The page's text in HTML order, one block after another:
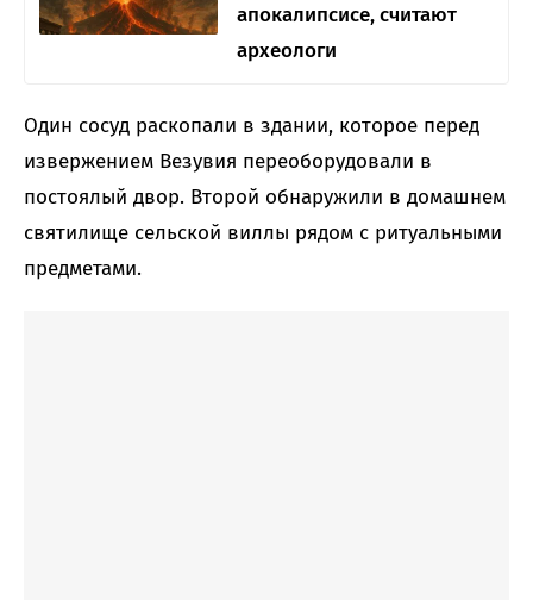
апокалипсисе, считают
археологи
Один сосуд раскопали в здании, которое перед
извержением Везувия переоборудовали в
постоялый двор. Второй обнаружили в домашнем
святилище сельской виллы рядом с ритуальными
предметами.